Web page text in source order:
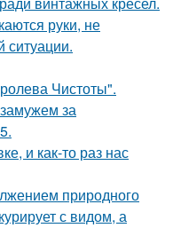
руки, не
ситуации.
Чистоты".
за
и как-то раз нас
природного
с видом, а